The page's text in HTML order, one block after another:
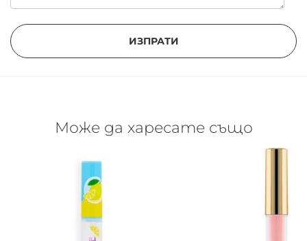
ИЗПРАТИ
Може да харесате също